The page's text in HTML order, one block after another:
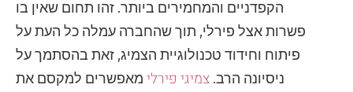
הקפדניים והמחמירים ביותר. זהו תחום שאין בו
פשרות אצל פירלי, תוך שהחברה עמלה כל העת על
פיתוח וחידוד טכנולוגיית הצמיג, זאת בהסתמך על
ניסיונה הרב. צמיגי פירלימאפשרים למקסם את